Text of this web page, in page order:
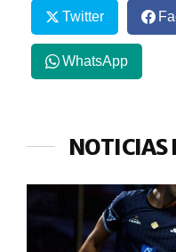
Twitter
WhatsApp
NOTICIAS